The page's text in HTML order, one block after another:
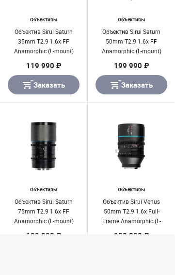
Объективы
Объектив Sirui Saturn
35mm T2.9 1.6x FF
Anamorphic (L-mount)
119 990 ₽
Заказать
Объективы
Объектив Sirui Saturn
50mm T2.9 1.6x FF
Anamorphic (L-mount)
199 990 ₽
Заказать
Объективы
Объектив Sirui Saturn
75mm T2.9 1.6x FF
Anamorphic (L-mount)
199 990 ₽
Объективы
Объектив Sirui Venus
50mm T2.9 1.6x Full-
Frame Anamorphic (L-
130 000 ₽